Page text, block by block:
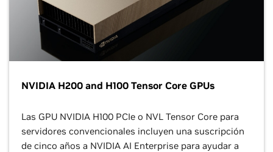
NVIDIA H200 and H100 Tensor Core GPUs
Las GPU NVIDIA H100 PCIe o NVL Tensor Core para
servidores convencionales incluyen una suscripción
de cinco años a NVIDIA AI Enterprise para ayudar a